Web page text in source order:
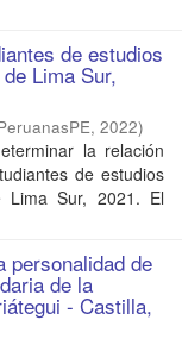
de estudios
Lima Sur,
, 2022)
la relación
de estudios
Lima Sur, 2021. El
personalidad de
de la
- Castilla,